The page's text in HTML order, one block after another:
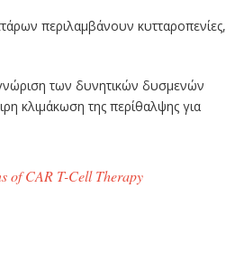
περιλαμβάνουν κυτταροπενίες,
των δυνητικών δυσμενών
κλιμάκωση της περίθαλψης για
of CAR T-Cell Therapy